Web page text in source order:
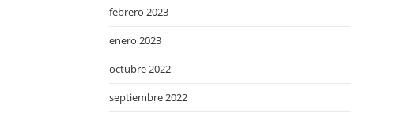
febrero 2023
enero 2023
octubre 2022
septiembre 2022